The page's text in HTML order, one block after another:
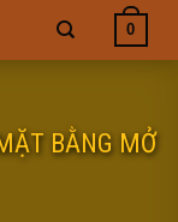
0
BẰNG MỞ